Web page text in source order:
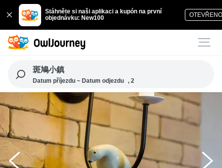
Stáhněte si naši aplikaci a kupón na první
objednávku: New100
斑鳩小鎮
Datum příjezdu ~ Datum odjezdu , 2